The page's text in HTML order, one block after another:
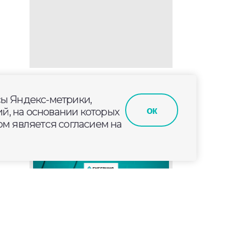
Яндекс-метрики,
на основании которых
является согласием на
ок